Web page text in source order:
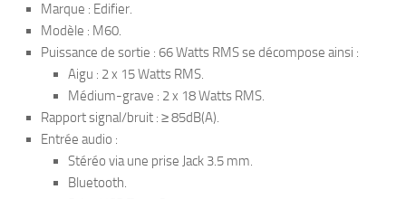
Marque : Edifier.
Modèle : M60.
Puissance de sortie : 66 Watts RMS se décompose ainsi :
Aigu : 2 x 15 Watts RMS.
Médium-grave : 2 x 18 Watts RMS.
Rapport signal/bruit : ≥ 85dB(A).
Entrée audio :
Stéréo via une prise Jack 3.5 mm.
Bluetooth.